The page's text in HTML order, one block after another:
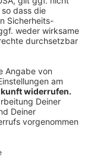
alternative, also
Ausbau.
Gemeinde